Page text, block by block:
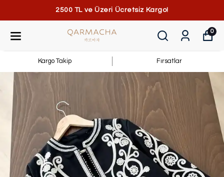
2500 TL ve Üzeri Ücretsiz Kargo!
0
Kargo Takip Fırsatlar